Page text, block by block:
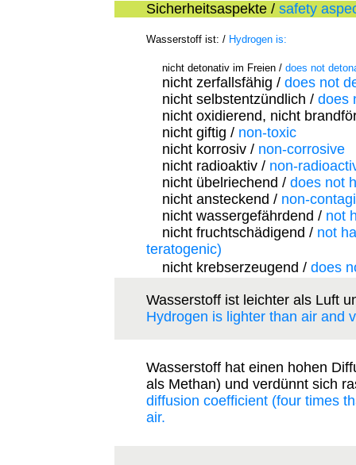
Sicherheitsaspekte / safety
Wasserstoff ist: / Hydrogen is:
nicht detonativ im Freien / does not
nicht zerfallsfähig / does not
nicht selbstentzündlich / does
nicht oxidierend, nicht
nicht giftig / non-toxic
nicht korrosiv / non-corrosive
nicht radioaktiv / non-
nicht übelriechend / does not
nicht ansteckend / non-
nicht wassergefährdend / not
nicht fruchtschädigend / not
teratogenic)
nicht krebserzeugend / does
Wasserstoff ist leichter als Luft
Hydrogen is lighter than air and
Wasserstoff hat einen hohen
als Methan) und verdünnt sich
diffusion coefficient (four times
air.